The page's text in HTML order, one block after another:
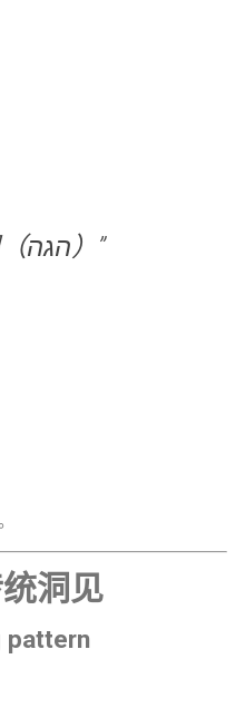
“昼夜默想（הגה）”
洞见
pattern